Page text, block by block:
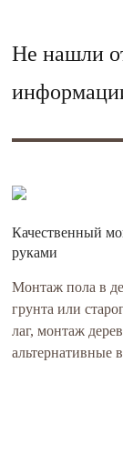
Не нашли
Качественный
руками
Монтаж пола в
грунта или
лаг, монтаж
альтернативные